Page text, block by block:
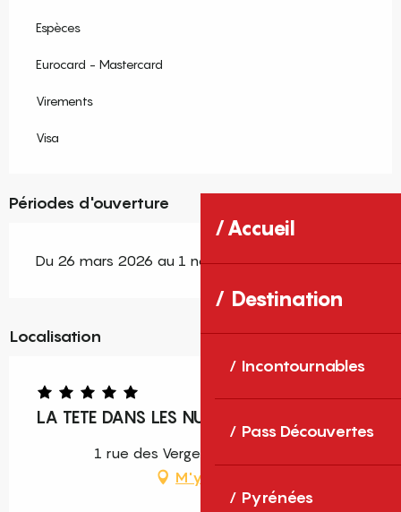
Accueil
Destination
Incontournables
Pass Découvertes
Pyrénées
Espèces
Eurocard - Mastercard
Virements
Visa
Périodes d'ouverture
Du 26 mars 2026 au 1 novembre 2026
Localisation
LA TETE DANS LES NUAGES T2
1 rue des Vergers, 66200 Théza
M'y rendre